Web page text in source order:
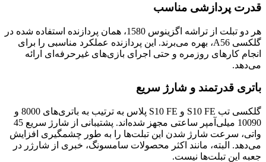
قدرت پردازشی مناسب
هر دو تبلت از تراشه اگزینوس 1580، همان پردازنده استفاده شده در
گلکسی A56، بهره می‌برند. این پردازنده عملکرد مناسبی را برای
انجام کارهای روزمره و حتی اجرای بازی‌های غیرحرفه‌ای ارائه
می‌دهد.
باتری قدرتمند و شارژ سریع
گلکسی تب S10 FE و S10 FE پلاس به ترتیب به باتری‌های 8000 و
10090 میلی‌آمپر ساعتی مجهز شده‌اند. پشتیبانی از شارژ سریع 45
واتی، سرعت شارژ شدن این تبلت‌ها را به طور چشمگیری افزایش
می‌دهد. البته، مانند اکثر محصولات سامسونگ، خبری از شارژر در
جعبه این تبلت‌ها نیست.